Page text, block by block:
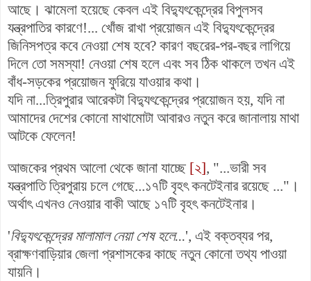
আছে। ঝামেলা হয়েছে কেবল এই বিদ্যুৎকেন্দ্রের বিপুলসব
যন্ত্রপাতির কারণে!... খোঁজ রাখা প্রয়োজন এই বিদ্যুৎকেন্দ্রের
জিনিসপত্র কবে নেওয়া শেষ হবে? কারণ বছরের-পর-বছর লাগিয়ে
দিলে তো সমস্যা! নেওয়া শেষ হলে এবং সব ঠিক থাকলে তখন এই
বাঁধ-সড়কের প্রয়োজন ফুরিয়ে যাওয়ার কথা।
যদি না...ত্রিপুরার আরেকটা বিদ্যুৎকেন্দ্রের প্রয়োজন হয়, যদি না
আমাদের দেশের কোনো মাথামোটা আবারও নতুন করে জানালায় মাথা
আটকে ফেলেন!
আজকের প্রথম আলো থেকে জানা যাচ্ছে [২], "...ভারী সব
যন্ত্রপাতি ত্রিপুরায় চলে গেছে...১৭টি বৃহৎ কনটেইনার রয়েছে ..."।
অর্থাৎএখনও নেওয়ার বাকী আছে ১৭টি বৃহৎ কনটেইনার।
'বিদ্যুৎকেন্দ্রের মালামাল নেয়া শেষ হলে...', এই বক্তব্যর পর,
ব্রাক্ষণবাড়িয়ার জেলা প্রশাসকের কাছে নতুন কোনো তথ্য পাওয়া
যায়নি।